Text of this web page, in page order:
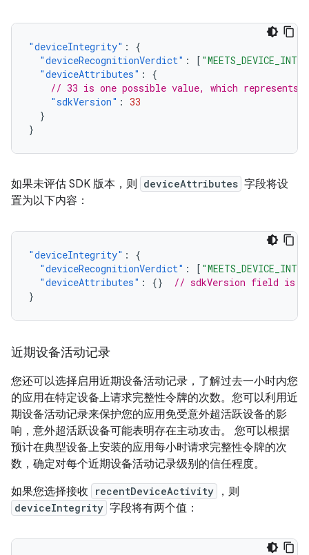
"deviceIntegrity" :
{
"deviceRecognitionVerdict" : [
"deviceAttributes" :
{
// 33 is one possible value, which represents
"sdkVersion" : 33
}
}
如果未评估 SDK 版本，则 deviceAttributes 字段将设
置为以下内容：
"deviceIntegrity" :
{
"deviceRecognitionVerdict" : [
"deviceAttributes" : {}
// sdkVersion field is
}
近期设备活动记录
您还可以选择启用近期设备活动记录，了解过去一小时内您
的应用在特定设备上请求完整性令牌的次数。您可以利用近
期设备活动记录来保护您的应用免受意外超活跃设备的影
响，意外超活跃设备可能表明存在主动攻击。 您可以根据
预计在典型设备上安装的应用每小时请求完整性令牌的次
数，确定对每个近期设备活动记录级别的信任程度。
如果您选择接收 recentDeviceActivity ，则
deviceIntegrity 字段将有两个值：